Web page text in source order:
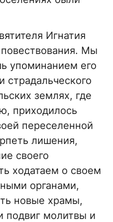
Игнатия
Мы
упоминанием его
страдальческого
землях, где
приходилось
переселенной
лишения,
своего
ходатаем о своем
органами,
новые храмы,
подвиг молитвы и